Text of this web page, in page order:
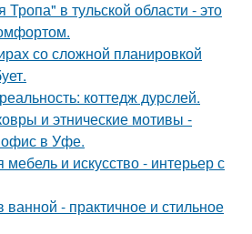
Тропа" в тульской области - это
со сложной планировкой
коттедж дурслей.
и этнические мотивы -
в Уфе.
и искусство - интерьер с
ванной - практичное и стильное